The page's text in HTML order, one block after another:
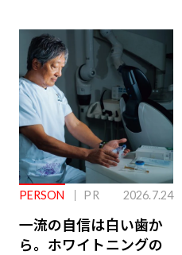
PERSON PR 2026.7.24
一流の自信は白い歯か
ら。ホワイトニングの